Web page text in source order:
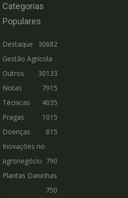
Categorias
Populares
Destaque
30682
Gestão Agrícola
30133
Outros
7915
Notas
Técnicas
4035
Pragas
1015
Doenças
815
Inovações no
agronegócio 790
Plantas Daninhas
750